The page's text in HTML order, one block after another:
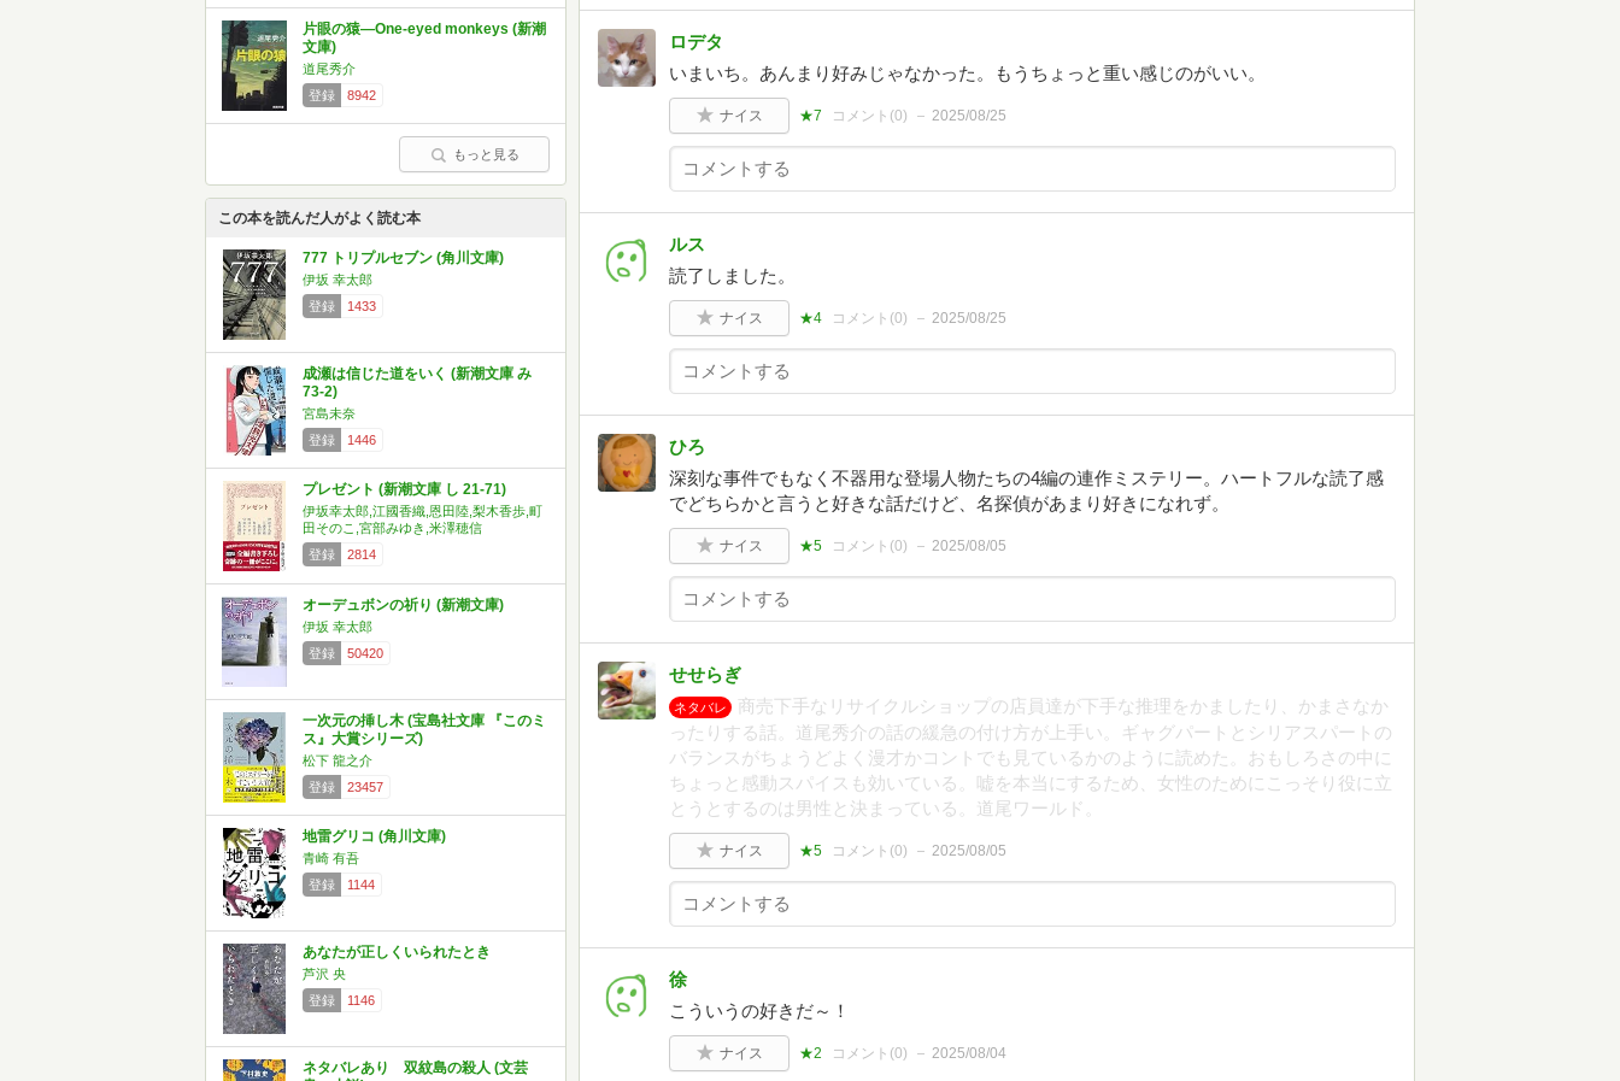
片眼の猿―One-eyed monkeys (新潮
文庫)
道尾秀介
登録
8942
もっと見る
この本を読んだ人がよく読む本
777 トリプルセブン (角川文庫)
伊坂 幸太郎
登録
1433
成瀬は信じた道をいく (新潮文庫 み
73-2)
宮島未奈
登録
1446
プレゼント (新潮文庫 し 21-71)
伊坂幸太郎,江國香織,恩田陸,梨木香歩,町
田そのこ,宮部みゆき,米澤穂信
登録
2814
オーデュボンの祈り (新潮文庫)
伊坂 幸太郎
登録
50420
一次元の挿し木 (宝島社文庫 『このミ
ス』大賞シリーズ)
松下 龍之介
登録
23457
地雷グリコ (角川文庫)
青崎 有吾
登録
1144
あなたが正しくいられたとき
芦沢 央
登録
1146
ネタバレあり 双紋島の殺人 (文芸
ロデタ
いまいち。あんまり好みじゃなかった。もうちょっと重い感じのがいい。
ナイス ★7 コメント(0) 2025/08/25
ルス
読了しました。
ナイス ★4 コメント(0) 2025/08/25
ひろ
深刻な事件でもなく不器用な登場人物たちの4編の連作ミステリー。ハートフルな読了感
でどちらかと言うと好きな話だけど、名探偵があまり好きになれず。
ナイス ★5 コメント(0) 2025/08/05
せせらぎ
ネタバレ
商売下手なリサイクルショップの店員達が下手な推理をかましたり、かまさなか
ったりする話。道尾秀介の話の緩急の付け方が上手い。ギャグパートとシリアスパートの
バランスがちょうどよく漫才かコントでも見ているかのように読めた。おもしろさの中に
ちょっと感動スパイスも効いている。嘘を本当にするため、女性のためにこっそり役に立
とうとするのは男性と決まっている。道尾ワールド。
ナイス ★5 コメント(0) 2025/08/05
徐
こういうの好きだ～！
ナイス ★2 コメント(0) 2025/08/04